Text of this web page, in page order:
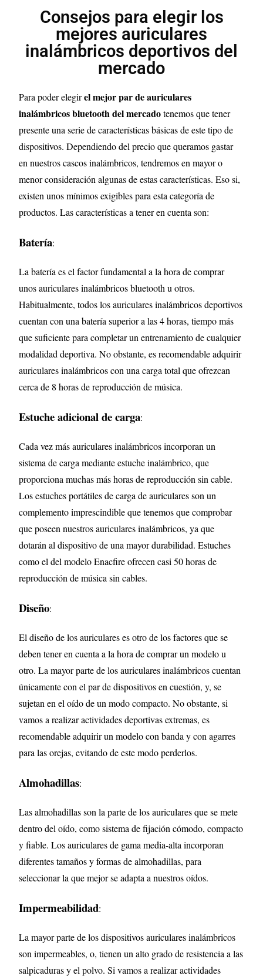
Consejos para elegir los
mejores auriculares
inalámbricos deportivos del
mercado
Para poder elegirel mejor par de auriculares
inalámbricos bluetooth del mercadotenemos que tener
presente una serie de características básicas de este tipo de
dispositivos. Dependiendo del precio que queramos gastar
en nuestros cascos inalámbricos, tendremos en mayor o
menor consideración algunas de estas características. Eso si,
existen unos mínimos exigibles para esta categoría de
productos. Las características a tener en cuenta son:
Batería:
La batería es el factor fundamental a la hora de comprar
unos auriculares inalámbricos bluetooth u otros.
Habitualmente, todos los auriculares inalámbricos deportivos
cuentan con una batería superior a las 4 horas, tiempo más
que suficiente para completar un entrenamiento de cualquier
modalidad deportiva. No obstante, es recomendable adquirir
auriculares inalámbricos con una carga total que ofrezcan
cerca de 8 horas de reproducción de música.
Estuche adicional de carga:
Cada vez más auriculares inalámbricos incorporan un
sistema de carga mediante estuche inalámbrico, que
proporciona muchas más horas de reproducción sin cable.
Los estuches portátiles de carga de auriculares son un
complemento imprescindible que tenemos que comprobar
que poseen nuestros auriculares inalámbricos, ya que
dotarán al dispositivo de una mayor durabilidad. Estuches
como el del modelo Enacfire ofrecen casi 50 horas de
reproducción de música sin cables.
Diseño:
El diseño de los auriculares es otro de los factores que se
deben tener en cuenta a la hora de comprar un modelo u
otro. La mayor parte de los auriculares inalámbricos cuentan
únicamente con el par de dispositivos en cuestión, y, se
sujetan en el oído de un modo compacto. No obstante, si
vamos a realizar actividades deportivas extremas, es
recomendable adquirir un modelo con banda y con agarres
para las orejas, evitando de este modo perderlos.
Almohadillas:
Las almohadillas son la parte de los auriculares que se mete
dentro del oído, como sistema de fijación cómodo, compacto
y fiable. Los auriculares de gama media-alta incorporan
diferentes tamaños y formas de almohadillas, para
seleccionar la que mejor se adapta a nuestros oídos.
Impermeabilidad:
La mayor parte de los dispositivos auriculares inalámbricos
son impermeables, o, tienen un alto grado de resistencia a las
salpicaduras y el polvo. Si vamos a realizar actividades